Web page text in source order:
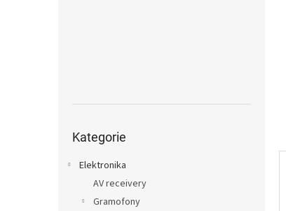
kategorie
Kategorie
Elektronika
AV receivery
Gramofony